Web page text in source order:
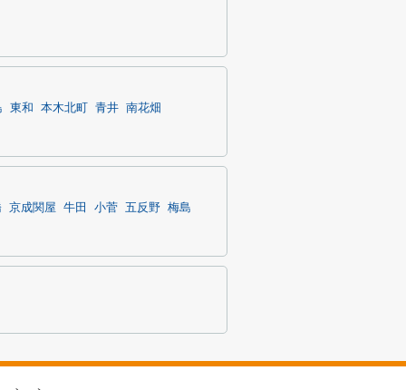
東和 本木北町 青井 南花畑
京成関屋 牛田 小菅 五反野 梅島